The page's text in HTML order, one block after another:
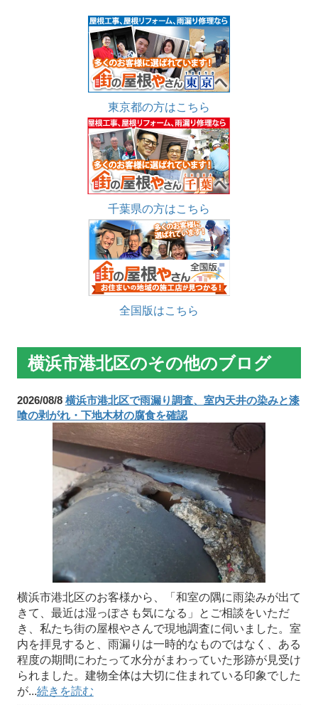
東京都の方はこちら
千葉県の方はこちら
全国版はこちら
横浜市港北区のその他のブログ
2026/08/8 横浜市港北区で雨漏り調査、室内天井の染みと漆
喰の剥がれ・下地木材の腐食を確認
横浜市港北区のお客様から、「和室の隅に雨染みが出て
きて、最近は湿っぽさも気になる」とご相談をいただ
き、私たち街の屋根やさんで現地調査に伺いました。室
内を拝見すると、雨漏りは一時的なものではなく、ある
程度の期間にわたって水分がまわっていた形跡が見受け
られました。建物全体は大切に住まれている印象でした
が...続きを読む